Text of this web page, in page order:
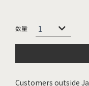
Customers outside